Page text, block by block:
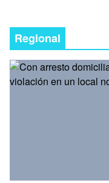
Regional